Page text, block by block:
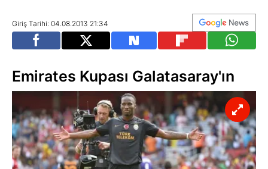
Giriş Tarihi: 04.08.2013 21:34
Emirates Kupası Galatasaray'ın